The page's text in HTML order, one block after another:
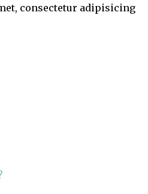
consectetur adipisicing